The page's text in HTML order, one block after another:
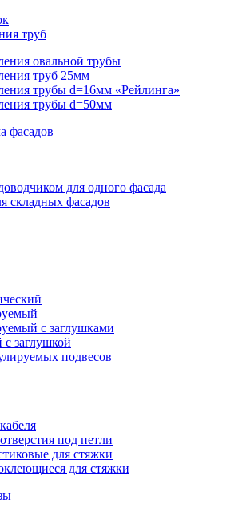
труб
овальной трубы
труб 25мм
трубы d=16мм «Рейлинга»
трубы d=50мм
фасадов
для одного фасада
складных фасадов
с заглушками
с заглушкой
подвесов
под петли
для стяжки
для стяжки